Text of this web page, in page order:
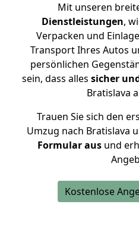
Mit unseren
Dienstleistungen,
Verpacken und
Transport Ihres Autos
persönlichen
sein, dass alles sicher
Bratislava
Trauen Sie sich den
Umzug nach Bratislava
Formular ausund
Kostenlose